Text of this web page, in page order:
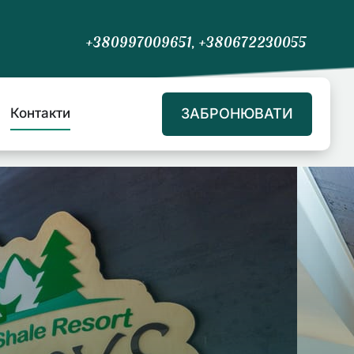
+380997009651, +380672230055
Контакти ЗАБРОНЮВАТИ